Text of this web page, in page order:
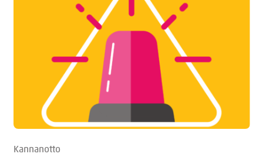
Kannanotto